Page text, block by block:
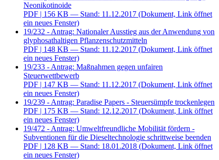
Neonikotinoide
PDF | 156 KB — Stand: 11.12.2017 (Dokument, Link öffnet
ein neues Fenster)
19/232 - Antrag: Nationaler Ausstieg aus der Anwendung von
glyphosathaltigen Pflanzenschutzmitteln
PDF | 148 KB — Stand: 11.12.2017 (Dokument, Link öffnet
ein neues Fenster)
19/233 - Antrag: Maßnahmen gegen unfairen
Steuerwettbewerb
PDF | 147 KB — Stand: 11.12.2017 (Dokument, Link öffnet
ein neues Fenster)
19/239 - Antrag: Paradise Papers - Steuersümpfe trockenlegen
PDF | 175 KB — Stand: 12.12.2017 (Dokument, Link öffnet
ein neues Fenster)
19/472 - Antrag: Umweltfreundliche Mobilität fördern -
Subventionen für die Dieseltechnologie schrittweise beenden
PDF | 128 KB — Stand: 18.01.2018 (Dokument, Link öffnet
ein neues Fenster)